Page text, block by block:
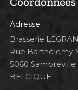
Adresse
Brasserie
Rue Barthélemy
5060 Sambreville
BELGIQUE